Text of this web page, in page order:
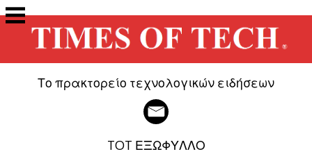
Μετάβαση
στο
περιεχόμενο
Το πρακτορείο τεχνολογικών ειδήσεων
TOT ΕΞΩΦΥΛΛΟ